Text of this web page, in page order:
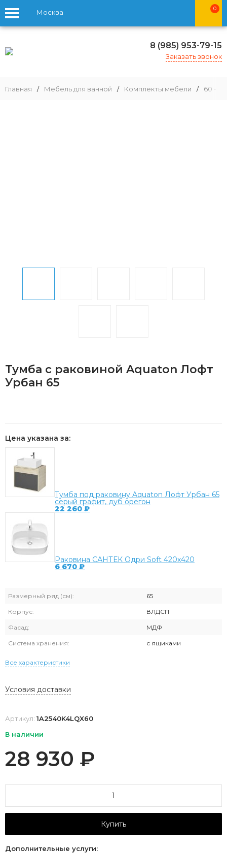
Москва 0
8 (985) 953-79-15
Заказать звонок
Главная / Мебель для ванной / Комплекты мебели / 60 -
Тумба с раковиной Aquaton Лофт
Урбан 65
Цена указана за:
Тумба под раковину Aquaton Лофт Урбан 65
серый графит, дуб орегон
22 260₽
Раковина САНТЕК Одри Soft 420х420
6 670 ₽
Размерный ряд (см): 65
Корпус: ВЛДСП
Фасад: МДФ
Система хранения: с ящиками
Все характеристики
Условия доставки
Артикул: 1A2540K4LQX60
В наличии
28 930 ₽
Купить
Дополнительные услуги: